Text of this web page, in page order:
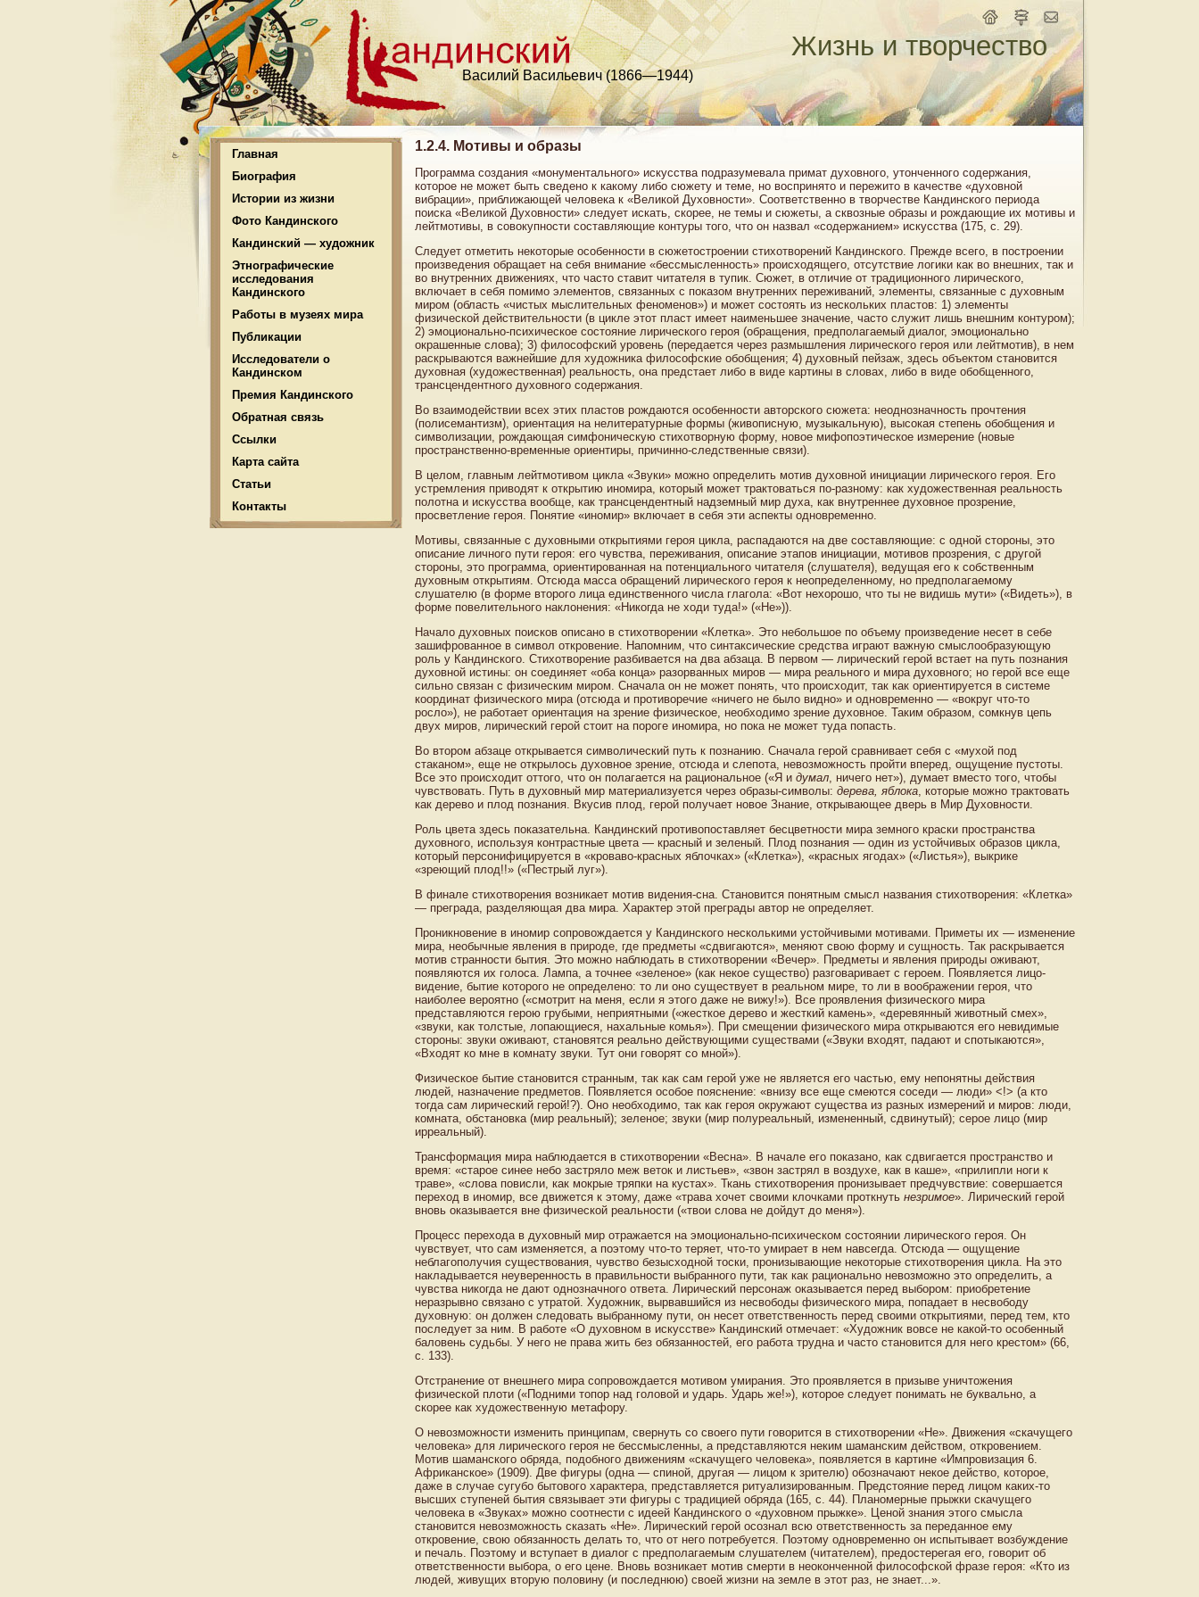
Василий Васильевич (1866—1944)
Жизнь и творчество
Главная
Биография
Истории из жизни
Фото Кандинского
Кандинский — художник
Этнографические
исследования
Кандинского
Работы в музеях мира
Публикации
Исследователи о
Кандинском
Премия Кандинского
Обратная связь
Ссылки
Карта сайта
Статьи
Контакты
1.2.4. Мотивы и образы
Программа создания «монументального» искусства подразумевала примат духовного, утонченного содержания,
которое не может быть сведено к какому либо сюжету и теме, но воспринято и пережито в качестве «духовной
вибрации», приближающей человека к «Великой Духовности». Соответственно в творчестве Кандинского периода
поиска «Великой Духовности» следует искать, скорее, не темы и сюжеты, а сквозные образы и рождающие их мотивы и
лейтмотивы, в совокупности составляющие контуры того, что он назвал «содержанием» искусства (175, с. 29).
Следует отметить некоторые особенности в сюжетостроении стихотворений Кандинского. Прежде всего, в построении
произведения обращает на себя внимание «бессмысленность» происходящего, отсутствие логики как во внешних, так и
во внутренних движениях, что часто ставит читателя в тупик. Сюжет, в отличие от традиционного лирического,
включает в себя помимо элементов, связанных с показом внутренних переживаний, элементы, связанные с духовным
миром (область «чистых мыслительных феноменов») и может состоять из нескольких пластов: 1) элементы
физической действительности (в цикле этот пласт имеет наименьшее значение, часто служит лишь внешним контуром);
2) эмоционально-психическое состояние лирического героя (обращения, предполагаемый диалог, эмоционально
окрашенные слова); 3) философский уровень (передается через размышления лирического героя или лейтмотив), в нем
раскрываются важнейшие для художника философские обобщения; 4) духовный пейзаж, здесь объектом становится
духовная (художественная) реальность, она предстает либо в виде картины в словах, либо в виде обобщенного,
трансцендентного духовного содержания.
Во взаимодействии всех этих пластов рождаются особенности авторского сюжета: неоднозначность прочтения
(полисемантизм), ориентация на нелитературные формы (живописную, музыкальную), высокая степень обобщения и
символизации, рождающая симфоническую стихотворную форму, новое мифопоэтическое измерение (новые
пространственно-временные ориентиры, причинно-следственные связи).
В целом, главным лейтмотивом цикла «Звуки» можно определить мотив духовной инициации лирического героя. Его
устремления приводят к открытию иномира, который может трактоваться по-разному: как художественная реальность
полотна и искусства вообще, как трансцендентный надземный мир духа, как внутреннее духовное прозрение,
просветление героя. Понятие «иномир» включает в себя эти аспекты одновременно.
Мотивы, связанные с духовными открытиями героя цикла, распадаются на две составляющие: с одной стороны, это
описание личного пути героя: его чувства, переживания, описание этапов инициации, мотивов прозрения, с другой
стороны, это программа, ориентированная на потенциального читателя (слушателя), ведущая его к собственным
духовным открытиям. Отсюда масса обращений лирического героя к неопределенному, но предполагаемому
слушателю (в форме второго лица единственного числа глагола: «Вот нехорошо, что ты не видишь мути» («Видеть»), в
форме повелительного наклонения: «Никогда не ходи туда!» («Не»)).
Начало духовных поисков описано в стихотворении «Клетка». Это небольшое по объему произведение несет в себе
зашифрованное в символ откровение. Напомним, что синтаксические средства играют важную смыслообразующую
роль у Кандинского. Стихотворение разбивается на два абзаца. В первом — лирический герой встает на путь познания
духовной истины: он соединяет «оба конца» разорванных миров — мира реального и мира духовного; но герой все еще
сильно связан с физическим миром. Сначала он не может понять, что происходит, так как ориентируется в системе
координат физического мира (отсюда и противоречие «ничего не было видно» и одновременно — «вокруг что-то
росло»), не работает ориентация на зрение физическое, необходимо зрение духовное. Таким образом, сомкнув цепь
двух миров, лирический герой стоит на пороге иномира, но пока не может туда попасть.
Во втором абзаце открывается символический путь к познанию. Сначала герой сравнивает себя с «мухой под
стаканом», еще не открылось духовное зрение, отсюда и слепота, невозможность пройти вперед, ощущение пустоты.
Все это происходит оттого, что он полагается на рациональное («Я и думал, ничего нет»), думает вместо того, чтобы
чувствовать. Путь в духовный мир материализуется через образы-символы: дерева, яблока, которые можно трактовать
как дерево и плод познания. Вкусив плод, герой получает новое Знание, открывающее дверь в Мир Духовности.
Роль цвета здесь показательна. Кандинский противопоставляет бесцветности мира земного краски пространства
духовного, используя контрастные цвета — красный и зеленый. Плод познания — один из устойчивых образов цикла,
который персонифицируется в «кроваво-красных яблочках» («Клетка»), «красных ягодах» («Листья»), выкрике
«зреющий плод!!» («Пестрый луг»).
В финале стихотворения возникает мотив видения-сна. Становится понятным смысл названия стихотворения: «Клетка»
— преграда, разделяющая два мира. Характер этой преграды автор не определяет.
Проникновение в иномир сопровождается у Кандинского несколькими устойчивыми мотивами. Приметы их — изменение
мира, необычные явления в природе, где предметы «сдвигаются», меняют свою форму и сущность. Так раскрывается
мотив странности бытия. Это можно наблюдать в стихотворении «Вечер». Предметы и явления природы оживают,
появляются их голоса. Лампа, а точнее «зеленое» (как некое существо) разговаривает с героем. Появляется лицо-
видение, бытие которого не определено: то ли оно существует в реальном мире, то ли в воображении героя, что
наиболее вероятно («смотрит на меня, если я этого даже не вижу!»). Все проявления физического мира
представляются герою грубыми, неприятными («жесткое дерево и жесткий камень», «деревянный животный смех»,
«звуки, как толстые, лопающиеся, нахальные комья»). При смещении физического мира открываются его невидимые
стороны: звуки оживают, становятся реально действующими существами («Звуки входят, падают и спотыкаются»,
«Входят ко мне в комнату звуки. Тут они говорят со мной»).
Физическое бытие становится странным, так как сам герой уже не является его частью, ему непонятны действия
людей, назначение предметов. Появляется особое пояснение: «внизу все еще смеются соседи — люди» <!> (а кто
тогда сам лирический герой!?). Оно необходимо, так как героя окружают существа из разных измерений и миров: люди,
комната, обстановка (мир реальный); зеленое; звуки (мир полуреальный, измененный, сдвинутый); серое лицо (мир
ирреальный).
Трансформация мира наблюдается в стихотворении «Весна». В начале его показано, как сдвигается пространство и
время: «старое синее небо застряло меж веток и листьев», «звон застрял в воздухе, как в каше», «прилипли ноги к
траве», «слова повисли, как мокрые тряпки на кустах». Ткань стихотворения пронизывает предчувствие: совершается
переход в иномир, все движется к этому, даже «трава хочет своими клочками проткнуть незримое». Лирический герой
вновь оказывается вне физической реальности («твои слова не дойдут до меня»).
Процесс перехода в духовный мир отражается на эмоционально-психическом состоянии лирического героя. Он
чувствует, что сам изменяется, а поэтому что-то теряет, что-то умирает в нем навсегда. Отсюда — ощущение
неблагополучия существования, чувство безысходной тоски, пронизывающие некоторые стихотворения цикла. На это
накладывается неуверенность в правильности выбранного пути, так как рационально невозможно это определить, а
чувства никогда не дают однозначного ответа. Лирический персонаж оказывается перед выбором: приобретение
неразрывно связано с утратой. Художник, вырвавшийся из несвободы физического мира, попадает в несвободу
духовную: он должен следовать выбранному пути, он несет ответственность перед своими открытиями, перед тем, кто
последует за ним. В работе «О духовном в искусстве» Кандинский отмечает: «Художник вовсе не какой-то особенный
баловень судьбы. У него не права жить без обязанностей, его работа трудна и часто становится для него крестом» (66,
с. 133).
Отстранение от внешнего мира сопровождается мотивом умирания. Это проявляется в призыве уничтожения
физической плоти («Подними топор над головой и ударь. Ударь же!»), которое следует понимать не буквально, а
скорее как художественную метафору.
О невозможности изменить принципам, свернуть со своего пути говорится в стихотворении «Не». Движения «скачущего
человека» для лирического героя не бессмысленны, а представляются неким шаманским действом, откровением.
Мотив шаманского обряда, подобного движениям «скачущего человека», появляется в картине «Импровизация 6.
Африканское» (1909). Две фигуры (одна — спиной, другая — лицом к зрителю) обозначают некое действо, которое,
даже в случае сугубо бытового характера, представляется ритуализированным. Предстояние перед лицом каких-то
высших ступеней бытия связывает эти фигуры с традицией обряда (165, с. 44). Планомерные прыжки скачущего
человека в «Звуках» можно соотнести с идеей Кандинского о «духовном прыжке». Ценой знания этого смысла
становится невозможность сказать «Не». Лирический герой осознал всю ответственность за переданное ему
откровение, свою обязанность делать то, что от него потребуется. Поэтому одновременно он испытывает возбуждение
и печаль. Поэтому и вступает в диалог с предполагаемым слушателем (читателем), предостерегая его, говорит об
ответственности выбора, о его цене. Вновь возникает мотив смерти в неоконченной философской фразе героя: «Кто из
людей, живущих вторую половину (и последнюю) своей жизни на земле в этот раз, не знает...».